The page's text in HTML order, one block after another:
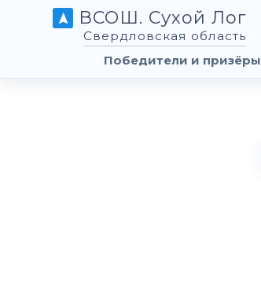
ВСОШ. Сухой Лог
Свердловская область
Победители и призёры